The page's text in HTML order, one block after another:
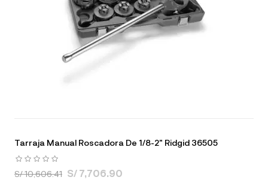
Tarraja Manual Roscadora De 1/8-2" Ridgid 36505
S/ 10,606.41 S/ 7,706.90